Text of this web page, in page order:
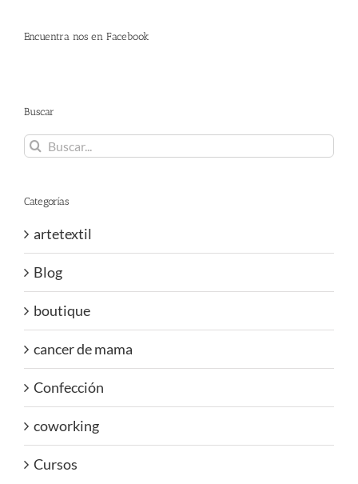
Encuentra nos en Facebook
Buscar
Buscar:
Categorías
artetextil
Blog
boutique
cancer de mama
Confección
coworking
Cursos